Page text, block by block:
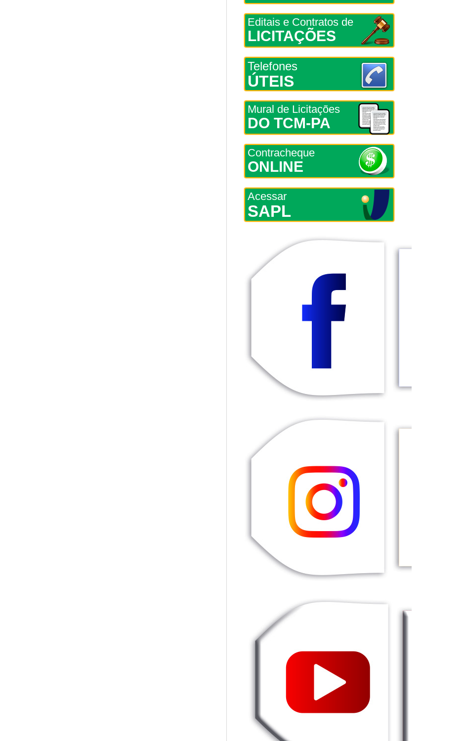
Editais e Contratos de
LICITAÇÕES
Telefones
ÚTEIS
Mural de Licitações
DO TCM-PA
Contracheque
ONLINE
Acessar
SAPL